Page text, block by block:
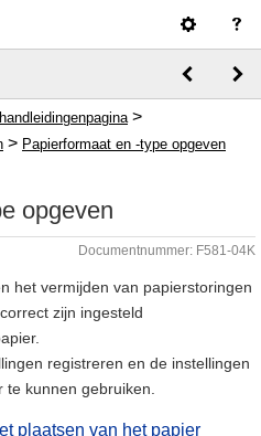
>
> Papierformaat en -type opgeven
opgeven
Documentnummer: F581-04K
het vermijden van papierstoringen
zijn ingesteld
registreren en de instellingen
kunnen gebruiken.
plaatsen van het papier